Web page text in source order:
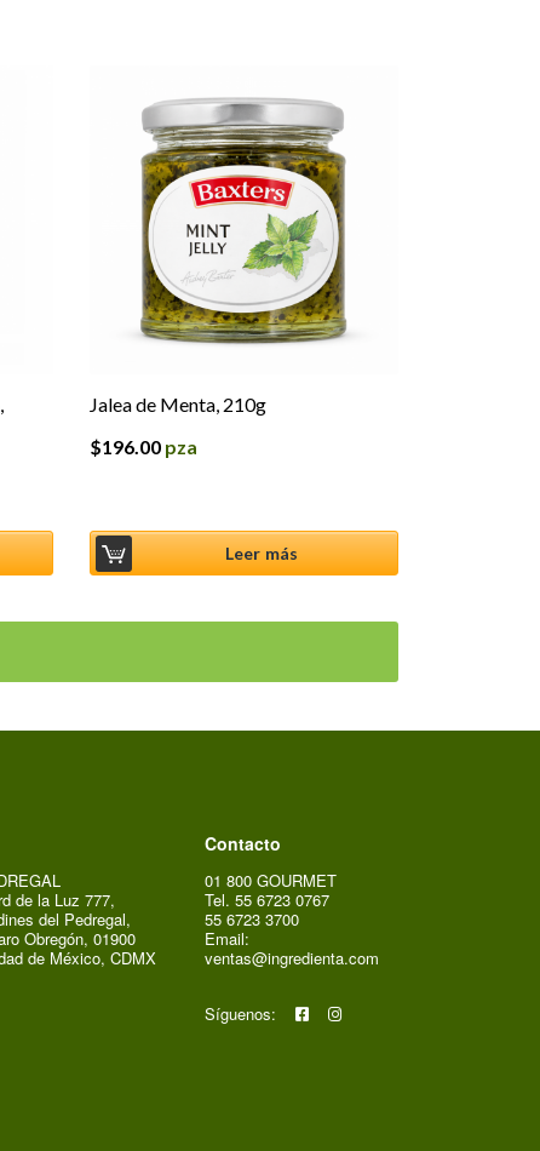
Jalea de Menta, 210g
$196.00 pza
Leer más
de la Luz 777,
del Pedregal,
Obregón, 01900
de México, CDMX
Contacto
01 800 GOURMET
Tel. 55 6723 0767
55 6723 3700
Email:
ventas@ingredienta.com
Síguenos: